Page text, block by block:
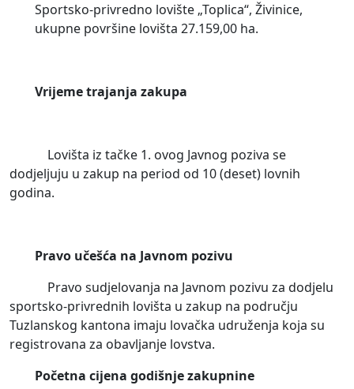
Sportsko-privredno lovište „Toplica“, Živinice,
ukupne površine lovišta 27.159,00 ha.
Vrijeme trajanja zakupa
Lovišta iz tačke 1. ovog Javnog poziva se
dodjeljuju u zakup na period od 10 (deset) lovnih
godina.
Pravo učešća na Javnom pozivu
Pravo sudjelovanja na Javnom pozivu za dodjelu
sportsko-privrednih lovišta u zakup na području
Tuzlanskog kantona imaju lovačka udruženja koja su
registrovana za obavljanje lovstva.
Početna cijena godišnje zakupnine